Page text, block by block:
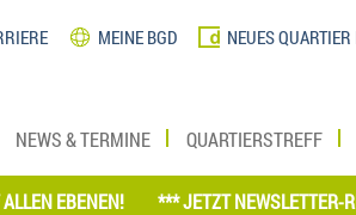
MEINE BGD NEUES
NEWS & TERMINE QUARTIERSTREFF
*** JETZT NEWSLETTER-